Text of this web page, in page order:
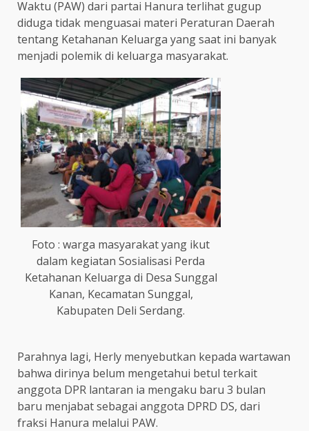
Waktu (PAW) dari partai Hanura terlihat gugup
diduga tidak menguasai materi Peraturan Daerah
tentang Ketahanan Keluarga yang saat ini banyak
menjadi polemik di keluarga masyarakat.
Foto : warga masyarakat yang ikut
dalam kegiatan Sosialisasi Perda
Ketahanan Keluarga di Desa Sunggal
Kanan, Kecamatan Sunggal,
Kabupaten Deli Serdang.
Parahnya lagi, Herly menyebutkan kepada wartawan
bahwa dirinya belum mengetahui betul terkait
anggota DPR lantaran ia mengaku baru 3 bulan
baru menjabat sebagai anggota DPRD DS, dari
fraksi Hanura melalui PAW.